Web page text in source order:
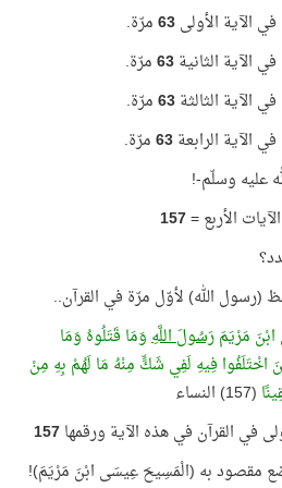
الآية الأولى63مرّة.
الآية الثانية63مرّة.
الآية الثالثة63مرّة.
الآية الرابعة63مرّة.
الأربع =157
(رسول الله) لأوّل مرّة في القرآن..
ابْنَ مَرْيَمَرَسُولَ اللَّهِوَمَا قَتَلُوهُ وَمَا
اخْتَلَفُوا فِيهِ لَفِي شَكٍّ مِنْهُ مَا لَهُمْ بِهِ مِنْ
(157) النساء
في القرآن في هذه الآية ورقمها157
مقصود به (الْمَسِيحَ عِيسَى ابْنَ مَرْيَمَ)!